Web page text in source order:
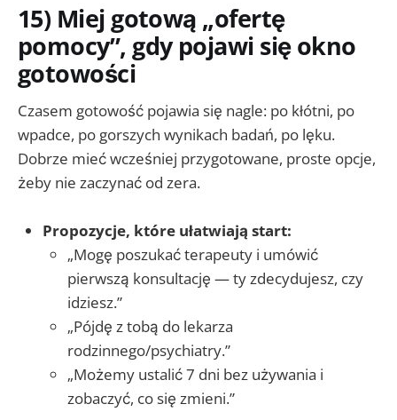
15) Miej gotową „ofertę
pomocy”, gdy pojawi się okno
gotowości
Czasem gotowość pojawia się nagle: po kłótni, po
wpadce, po gorszych wynikach badań, po lęku.
Dobrze mieć wcześniej przygotowane, proste opcje,
żeby nie zaczynać od zera.
Propozycje, które ułatwiają start:
„Mogę poszukać terapeuty i umówić
pierwszą konsultację — ty zdecydujesz, czy
idziesz.”
„Pójdę z tobą do lekarza
rodzinnego/psychiatry.”
„Możemy ustalić 7 dni bez używania i
zobaczyć, co się zmieni.”